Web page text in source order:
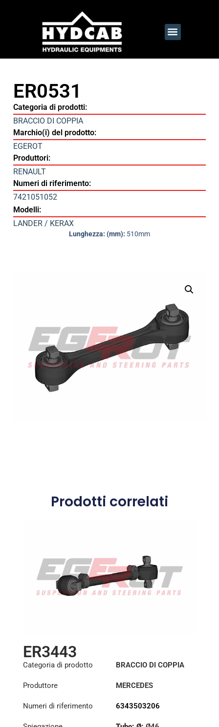
ER0531
Categoria di prodotti:
BRACCIO DI COPPIA
Marchio(i) del prodotto:
EGEROT
Produttori:
RENAULT
Numeri di riferimento:
7421051052
Modelli:
LANDER / KERAX
Lunghezza: (mm): 510mm
Prodotti correlati
ER3443
Categoria di prodotto BRACCIO DI COPPIA
Produttore MERCEDES
Numeri di riferimento 6343503206